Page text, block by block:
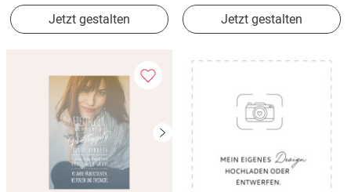
Jetzt gestalten Jetzt gestalten